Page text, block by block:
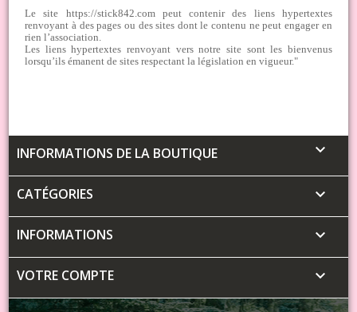
Le site https://stick842.com peut contenir des liens hypertextes
renvoyant à des pages ou des sites dont le contenu ne peut engager en
rien l’association.
Les liens hypertextes renvoyant vers notre site sont les bienvenus
lorsqu’ils émanent de sites respectant la législation en vigueur."
INFORMATIONS DE LA BOUTIQUE 
CATÉGORIES 
INFORMATIONS 
VOTRE COMPTE 